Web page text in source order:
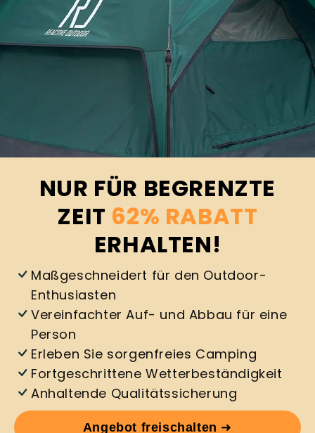
NUR FÜR BEGRENZTE
ZEIT 62% RABATT
ERHALTEN!
Maßgeschneidert für den Outdoor-
Enthusiasten
Vereinfachter Auf- und Abbau für eine
Person
Erleben Sie sorgenfreies Camping
Fortgeschrittene Wetterbeständigkeit
Anhaltende Qualitätssicherung
Angebot freischalten ➜